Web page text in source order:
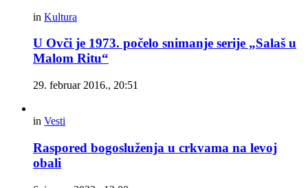
in Kultura
U Ovči je 1973. počelo snimanje serije „Salaš u
Malom Ritu“
29. februar 2016., 20:51
in Vesti
Raspored bogosluženja u crkvama na levoj
obali